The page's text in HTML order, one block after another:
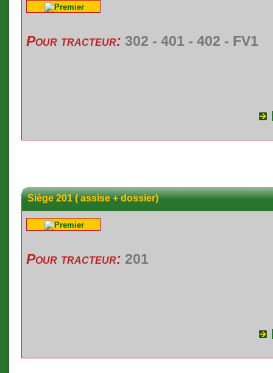
Pour tracteur: 302 - 401 - 402 - FV1
Siège 201 ( assise + dossier)
Pour tracteur: 201